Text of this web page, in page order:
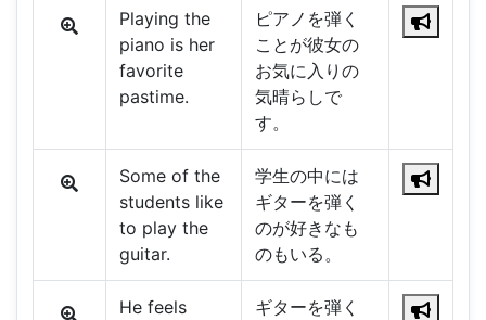
Playing the
piano is her
favorite
pastime.
ピアノを弾く
ことが彼女の
お気に入りの
気晴らしで
す。
Some of the
students like
to play the
guitar.
学生の中には
ギターを弾く
のが好きなも
のもいる。
He feels
ギターを弾く